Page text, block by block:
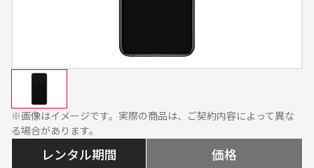
ペンタブレット
ソフトウェア・オプショ
ン
サービス・ソリューション
レンタル期間 価格
※画像はイメージです。実際の商品は、ご契約内容によって異な
る場合があります。